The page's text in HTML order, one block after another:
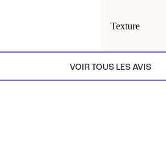
Texture
VOIR TOUS LES AVIS